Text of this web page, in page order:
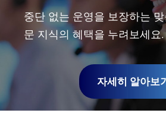
중단 없는 운영을 보장하는
문 지식의 혜택을 누려보세
자세히 알아보